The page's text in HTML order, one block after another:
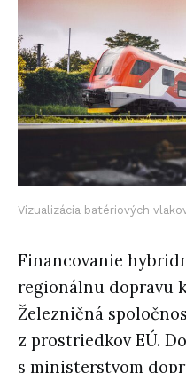
Vizualizácia batériových
Financovanie
regionálnu dopravu
Železničná
z prostriedkov EÚ.
s ministerstvom